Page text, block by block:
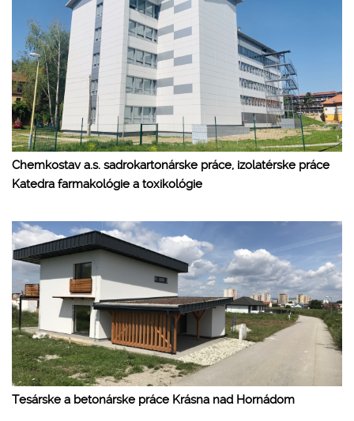
Chemkostav a.s. sadrokartonárske práce, izolatérske práce
Katedra farmakológie a toxikológie
Tesárske a betonárske práce Krásna nad Hornádom